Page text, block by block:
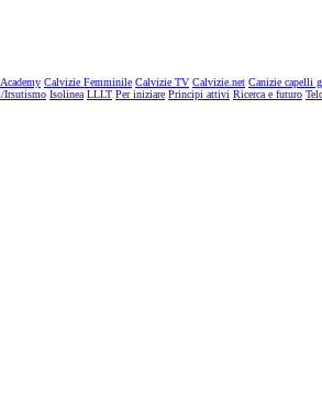
Calvizie Femminile Calvizie TV Calvizie.net Canizie capelli
Irsutismo Isolinea LLLT Per iniziare Principi attivi Ricerca e futuro